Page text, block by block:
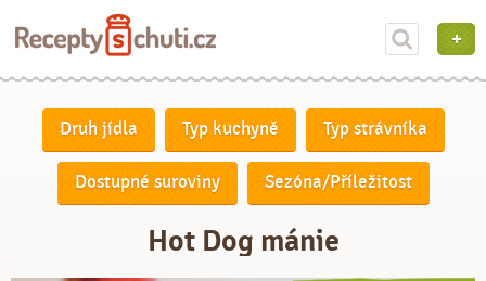
Druh jídla Typ kuchyně Typ strávníka
Dostupné suroviny Sezóna/Příležitost
Hot Dog mánie